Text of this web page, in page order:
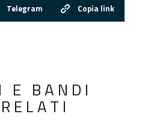
Telegram Copia link
E BANDI